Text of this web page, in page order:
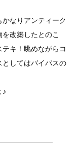
なりアンティーク
改築したとのこ
キ！眺めながらコ
してはバイパスの
♪